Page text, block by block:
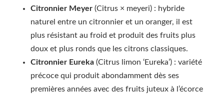
Citronnier Meyer (Citrus × meyeri) : hybride
naturel entre un citronnier et un oranger, il est
plus résistant au froid et produit des fruits plus
doux et plus ronds que les citrons classiques.
Citronnier Eureka (Citrus limon ‘Eureka’) : variété
précoce qui produit abondamment dès ses
premières années avec des fruits juteux à l’écorce